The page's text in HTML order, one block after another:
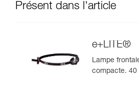
Présent dans l'article
e+LITE®
Lampe
compacte. 40